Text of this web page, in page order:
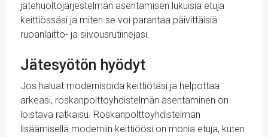
jätehuoltojärjestelmän asentamisen lukuisia etuja
keittiössäsi ja miten se voi parantaa päivittäisiä
ruoanlaitto- ja siivousrutiinejasi.
Jätesyötön hyödyt
Jos haluat modernisoida keittiötäsi ja helpottaa
arkeasi, roskanpolttoyhdistelmän asentaminen on
loistava ratkaisu. Roskanpolttoyhdistelmän
lisäämisellä moderniin keittiöösi on monia etuja, kuten